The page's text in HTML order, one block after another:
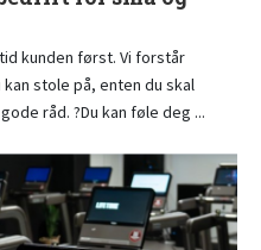
kunden først. Vi forstår
stole på, enten du skal
råd. ?Du kan føle deg ...